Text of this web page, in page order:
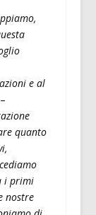
e al
–
quanto
i primi
nostre